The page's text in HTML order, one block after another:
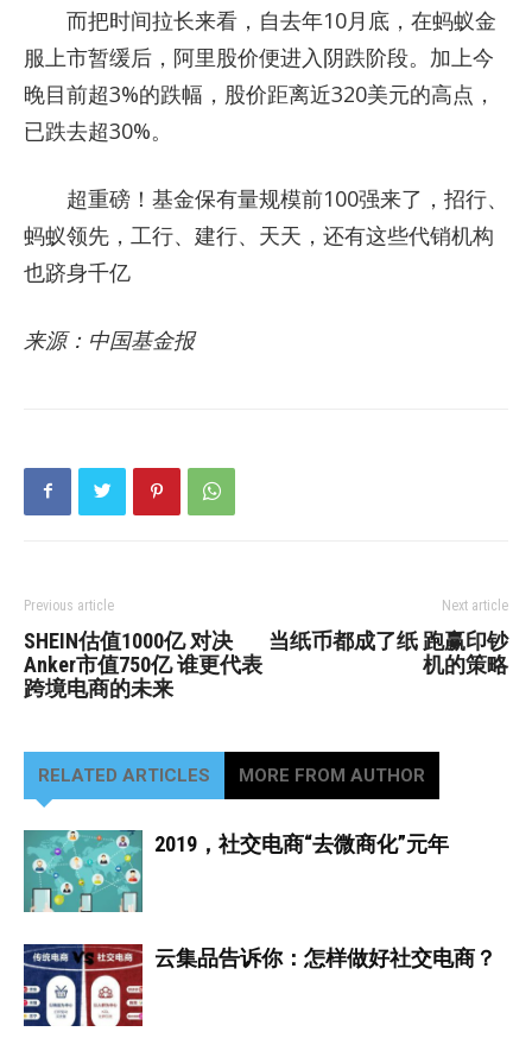
而把时间拉长来看，自去年10月底，在蚂蚁金
服上市暂缓后，阿里股价便进入阴跌阶段。加上今
晚目前超3%的跌幅，股价距离近320美元的高点，
已跌去超30%。
超重磅！基金保有量规模前100强来了，招行、
蚂蚁领先，工行、建行、天天，还有这些代销机构
也跻身千亿
来源：中国基金报
Previous article
SHEIN估值1000亿 对决
Anker市值750亿 谁更代表
跨境电商的未来
Next article
当纸币都成了纸 跑赢印钞
机的策略
RELATED ARTICLES MORE FROM AUTHOR
2019，社交电商“去微商化”元年
云集品告诉你：怎样做好社交电商？